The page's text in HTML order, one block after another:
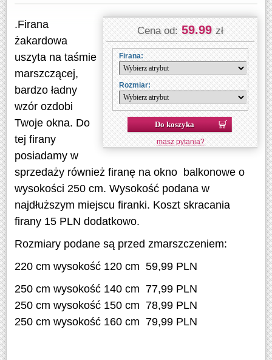
Cena od: 59.99 zł
Firana:
Rozmiar:
Do koszyka
masz pytania?
.Firana
żakardowa
uszyta na taśmie
marszczącej,
bardzo ładny
wzór ozdobi
Twoje okna. Do
tej firany
posiadamy w
sprzedaży również firanę na okno balkonowe o
wysokości 250 cm. Wysokość podana w
najdłuższym miejscu firanki. Koszt skracania
firany 15 PLN dodatkowo.
Rozmiary podane są przed zmarszczeniem:
220 cm wysokość 120 cm 59,99 PLN
250 cm wysokość 140 cm 77,99 PLN
250 cm wysokość 150 cm 78,99 PLN
250 cm wysokość 160 cm 79,99 PLN